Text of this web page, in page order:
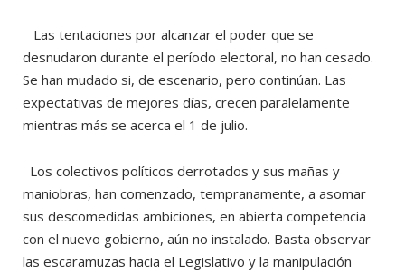
Las tentaciones por alcanzar el poder que se
desnudaron durante el período electoral, no han cesado.
Se han mudado si, de escenario, pero continúan. Las
expectativas de mejores días, crecen paralelamente
mientras más se acerca el 1 de julio.
Los colectivos políticos derrotados y sus mañas y
maniobras, han comenzado, tempranamente, a asomar
sus descomedidas ambiciones, en abierta competencia
con el nuevo gobierno, aún no instalado. Basta observar
las escaramuzas hacia el Legislativo y la manipulación